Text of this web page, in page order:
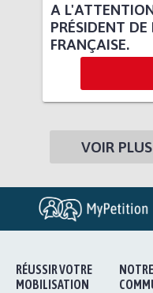
A
PRÉSIDENT
FRANÇAISE.
VOIR
RÉUSSIR VOTRE
MOBILISATION
NOTRE